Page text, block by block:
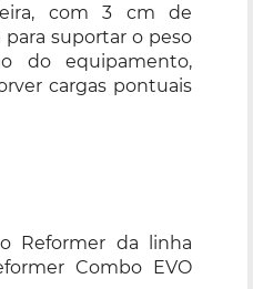
com 3 cm de
para suportar o peso
do equipamento,
cargas pontuais
Reformer da linha
Combo EVO